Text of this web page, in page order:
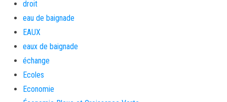
droit
eau de baignade
EAUX
eaux de baignade
échange
Ecoles
Economie